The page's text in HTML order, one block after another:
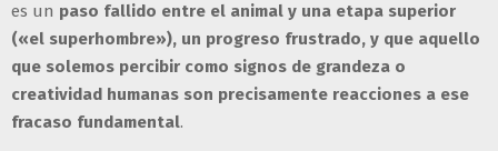
es un paso fallido entre el animal y una etapa superior
(«el superhombre»), un progreso frustrado, y que aquello
que solemos percibir como signos de grandeza o
creatividad humanas son precisamente reacciones a ese
fracaso fundamental.